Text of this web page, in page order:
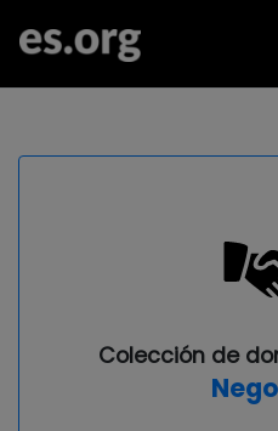
Colección de